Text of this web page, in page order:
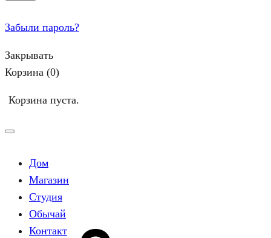
Забыли пароль?
Закрывать
Корзина (0)
Корзина пуста.
Дом
Магазин
Студия
Обычай
Контакт